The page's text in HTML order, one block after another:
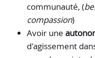
communauté, (
compassion)
Avoir une
d'agissement